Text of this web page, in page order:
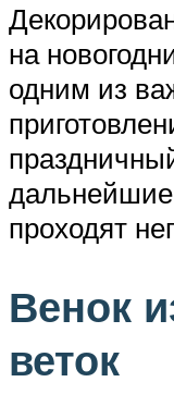
на
одним из
дальнейшие
проходят
Венок
веток